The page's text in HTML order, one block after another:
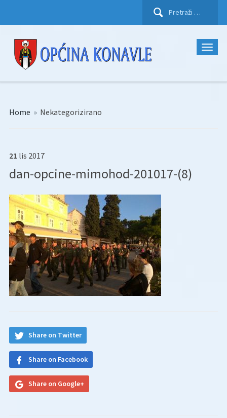
Pretraži:
Home » Nekategorizirano
21 lis 2017
dan-opcine-mimohod-201017-(8)
Share on Twitter
Share on Facebook
Share on Google+